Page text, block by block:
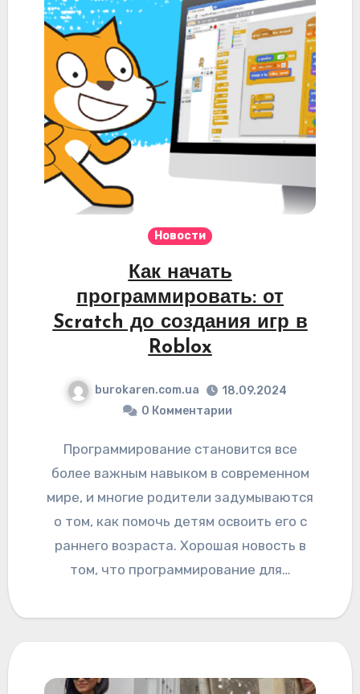
Новости
Как начать
программировать: от
Scratch до создания игр в
Roblox
burokaren.com.ua
18.09.2024
0 Комментарии
Программирование становится все
более важным навыком в современном
мире, и многие родители задумываются
о том, как помочь детям освоить его с
раннего возраста. Хорошая новость в
том, что программирование для…